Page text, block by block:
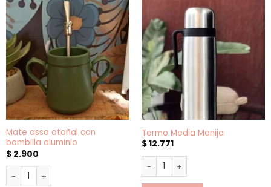
Mate assa otoñal con
bombilla aluminio
$2.900
Mate assa otoñal con bombilla aluminio cantidad
Termo Media Manija
$12.771
Termo Media Manija cantidad